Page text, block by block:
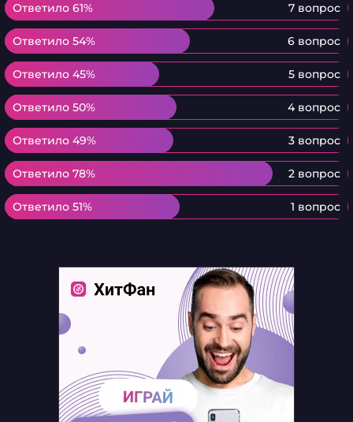
Ответило 61% 7 вопрос
Ответило 61%
Ответило 54% 6 вопрос
Ответило 54%
Ответило 45% 5 вопрос
Ответило 45%
Ответило 50% 4 вопрос
Ответило 50%
Ответило 49% 3 вопрос
Ответило 49%
Ответило 78% 2 вопрос
Ответило 78%
Ответило 51% 1 вопрос
Ответило 51%